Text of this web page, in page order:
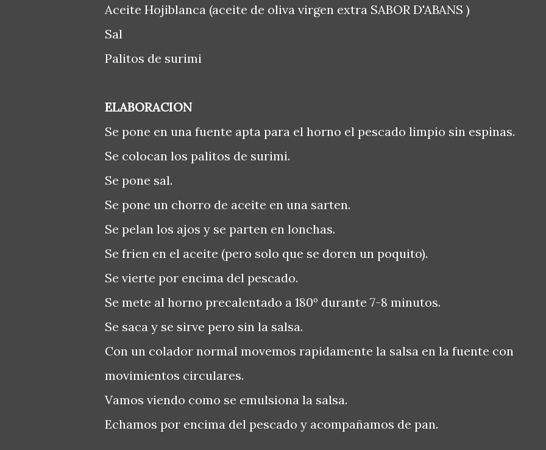
Aceite Hojiblanca (aceite de oliva virgen extra SABOR D'ABANS )
Sal
Palitos de surimi
ELABORACION
Se pone en una fuente apta para el horno el pescado limpio sin espinas.
Se colocan los palitos de surimi.
Se pone sal.
Se pone un chorro de aceite en una sarten.
Se pelan los ajos y se parten en lonchas.
Se frien en el aceite (pero solo que se doren un poquito).
Se vierte por encima del pescado.
Se mete al horno precalentado a 180º durante 7-8 minutos.
Se saca y se sirve pero sin la salsa.
Con un colador normal movemos rapidamente la salsa en la fuente con
movimientos circulares.
Vamos viendo como se emulsiona la salsa.
Echamos por encima del pescado y acompañamos de pan.